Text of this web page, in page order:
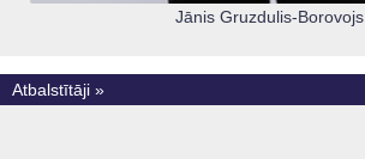
Jānis Gruzdulis-Borovojs
Atbalstītāji »